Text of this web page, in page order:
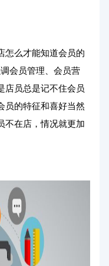
怎么才能知道会员的
会员管理、会员营
店员总是记不住会员
员的特征和喜好当然
不在店，情况就更加